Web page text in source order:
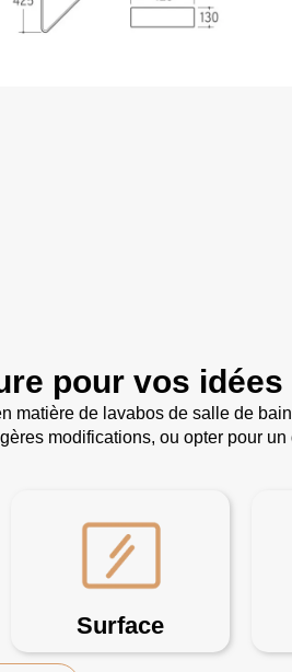
pour vos idées
matière de lavabos de salle de
modifications, ou opter pour
Surface